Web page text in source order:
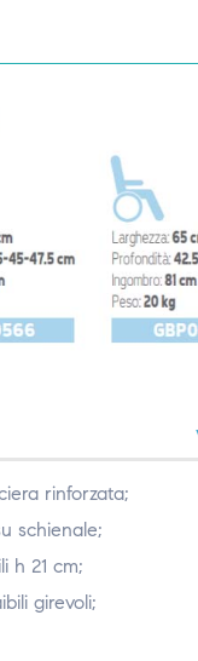
rinforzata;
schienale;
h 21 cm;
girevoli;